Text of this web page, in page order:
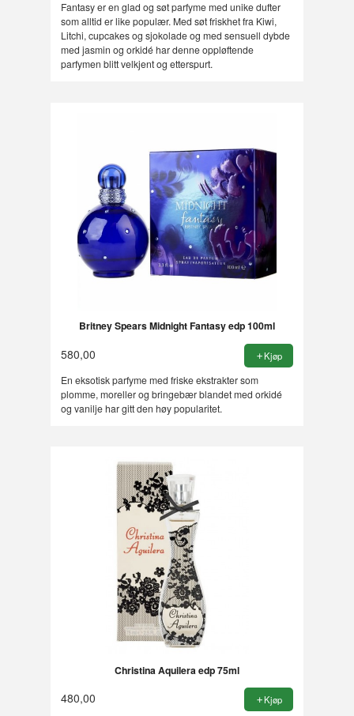
Fantasy er en glad og søt parfyme med unike dufter
som alltid er like populær. Med søt friskhet fra Kiwi,
Litchi, cupcakes og sjokolade og med sensuell dybde
med jasmin og orkidé har denne oppløftende
parfymen blitt velkjent og etterspurt.
Britney Spears Midnight Fantasy edp 100ml
580,00 Kjøp
En eksotisk parfyme med friske ekstrakter som
plomme, moreller og bringebær blandet med orkidé
og vanilje har gitt den høy popularitet.
Christina Aquilera edp 75ml
480,00 Kjøp